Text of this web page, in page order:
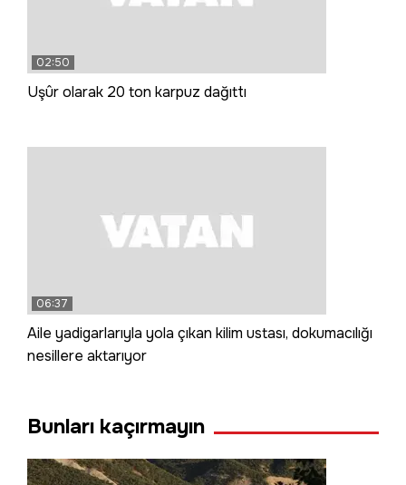
02:50
Uşûr olarak 20 ton karpuz dağıttı
06:37
Aile yadigarlarıyla yola çıkan kilim ustası, dokumacılığı
nesillere aktarıyor
Bunları kaçırmayın